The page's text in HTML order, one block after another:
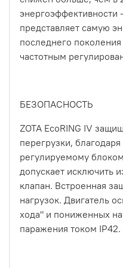
представляет самую
последнего
частотным
БЕЗОПАСНОСТЬ
ZOTA EcoRING IV
перегрузки,
регулируемому
допускает исключить
клапан. Встроенная
нагрузок. Двигатель
хода" и пониженных
паражения током IP42.